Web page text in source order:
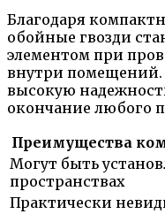
Благодаря
обойные гвозди
элементом при
внутри помещений.
высокую
окончание любого
Преимущества
Могут быть
пространствах
Практически